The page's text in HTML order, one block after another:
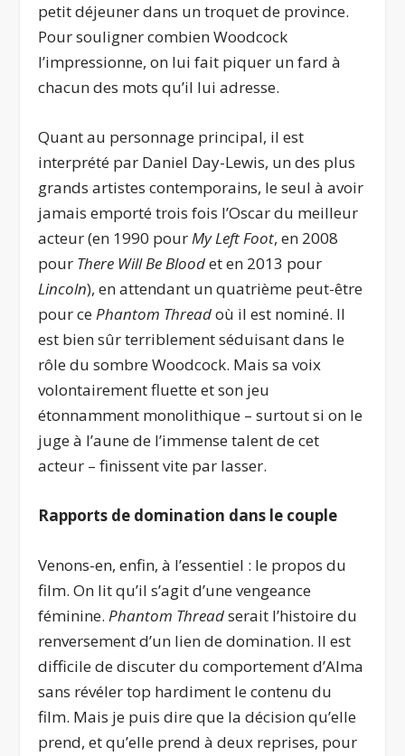
petit déjeuner dans un troquet de province.
Pour souligner combien Woodcock
l’impressionne, on lui fait piquer un fard à
chacun des mots qu’il lui adresse.
Quant au personnage principal, il est
interprété par Daniel Day-Lewis, un des plus
grands artistes contemporains, le seul à avoir
jamais emporté trois fois l’Oscar du meilleur
acteur (en 1990 pourMy Left Foot, en 2008
pour There Will Be Bloodet en 2013 pour
Lincoln), en attendant un quatrième peut-être
pour cePhantom Threadoù il est nominé. Il
est bien sûr terriblement séduisant dans le
rôle du sombre Woodcock. Mais sa voix
volontairement fluette et son jeu
étonnamment monolithique – surtout si on le
juge à l’aune de l’immense talent de cet
acteur – finissent vite par lasser.
Rapports de domination dans le couple
Venons-en, enfin, à l’essentiel : le propos du
film. On lit qu’il s’agit d’une vengeance
féminine.Phantom Threadserait l’histoire du
renversement d’un lien de domination. Il est
difficile de discuter du comportement d’Alma
sans révéler top hardiment le contenu du
film. Mais je puis dire que la décision qu’elle
prend, et qu’elle prend à deux reprises, pour